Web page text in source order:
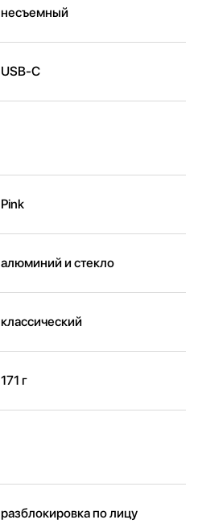
несъемный
USB-C
Pink
алюминий и стекло
классический
171 г
разблокировка по лицу